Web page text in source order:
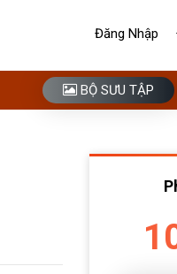
Đăng Nhập
BỘ SƯU TẬP